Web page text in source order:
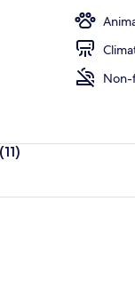
Non-
(11)